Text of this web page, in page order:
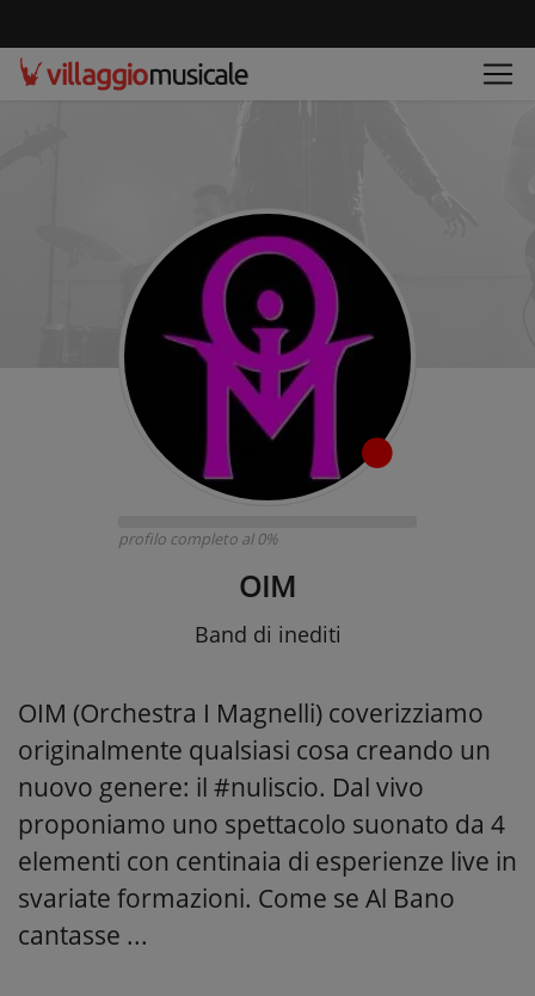
profilo completo al 0%
OIM
Band di inediti
OIM (Orchestra I Magnelli) coverizziamo
originalmente qualsiasi cosa creando un
nuovo genere: il #nuliscio. Dal vivo
proponiamo uno spettacolo suonato da 4
elementi con centinaia di esperienze live in
svariate formazioni. Come se Al Bano
cantasse ...